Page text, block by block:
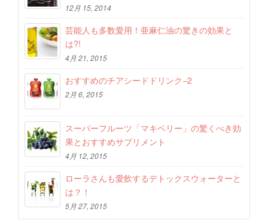
12月 15, 2014
芸能人も多数愛用！亜麻仁油の驚きの効果と
は?!
4月 21, 2015
おすすめのチアシードドリンク−2
2月 6, 2015
スーパーフルーツ「マキベリー」の驚くべき効
果とおすすめサプリメント
4月 12, 2015
ローラさんも愛飲するデトックスウォーターと
は？！
5月 27, 2015